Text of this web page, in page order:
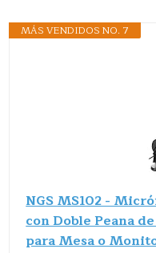
MÁS VENDIDOS NO. 7
NGS MS102 -
con Doble Peana
para Mesa o